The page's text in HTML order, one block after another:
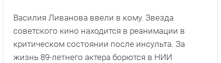
Василия Ливанова ввели в кому. Звезда
советского кино находится в реанимации в
критическом состоянии после инсульта. За
жизнь 89-летнего актера борются в НИИ